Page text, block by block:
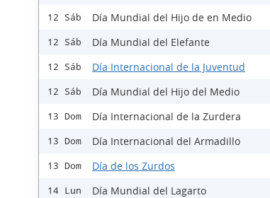
12 Sáb Día Mundial del Hijo de en Medio
12 Sáb Día Mundial del Elefante
12 Sáb Día Internacional de la Juventud
12 Sáb Día Mundial del Hijo del Medio
13 Dom Día Internacional de la Zurdera
13 Dom Día Internacional del Armadillo
13 Dom Día de los Zurdos
14 Lun Día Mundial del Lagarto